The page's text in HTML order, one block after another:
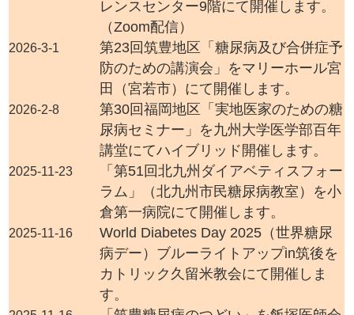
レンスセンター9階にて開催します。
（Zoom配信）
2026-3-1
第23回筑豊地区「糖尿病及び合併症予
防のための講演会」をマリーホール宮
田（宮若市）にて開催します。
2026-2-8
第30回福岡地区「実地医家のための糖
尿病セミナー」を九州大学医学部百年
講堂にてハイブリッド開催します。
2025-11-23
「第51回北九州ダイアベティスフォー
ラム」（北九州市民糖尿病教室）を小
倉第一病院にて開催します。
2025-11-16
World Diabetes Day 2025（世界糖尿
病デー）ブルーライトアップin筑後を
カトリック久留米教会にて開催しま
す。